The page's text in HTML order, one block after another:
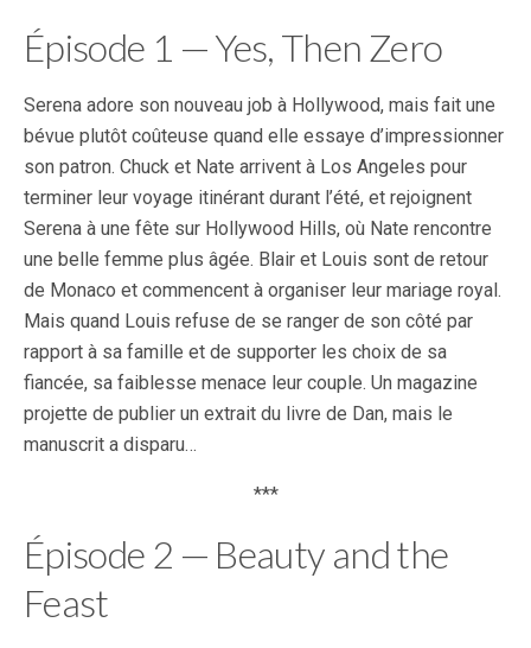
Épisode 1 — Yes, Then Zero
Serena adore son nouveau job à Hollywood, mais fait une
bévue plutôt coûteuse quand elle essaye d’impressionner
son patron. Chuck et Nate arrivent à Los Angeles pour
terminer leur voyage itinérant durant l’été, et rejoignent
Serena à une fête sur Hollywood Hills, où Nate rencontre
une belle femme plus âgée. Blair et Louis sont de retour
de Monaco et commencent à organiser leur mariage royal.
Mais quand Louis refuse de se ranger de son côté par
rapport à sa famille et de supporter les choix de sa
fiancée, sa faiblesse menace leur couple. Un magazine
projette de publier un extrait du livre de Dan, mais le
manuscrit a disparu…
***
Épisode 2 — Beauty and the
Feast